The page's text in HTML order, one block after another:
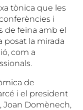
tònica que les
i
de feina amb el
posat la mirada
com a
de
i el president
Joan Domènech,